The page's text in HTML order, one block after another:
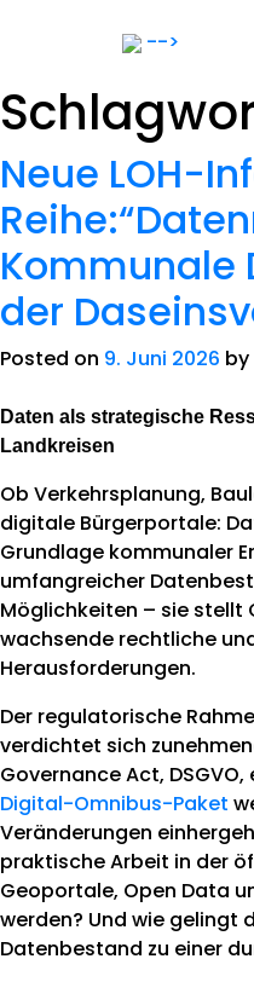
-->
Neue LOH-
Kommunale
der
Posted on 9. Juni 2026 by
Daten als strategische
Landkreisen
Ob Verkehrsplanung,
digitale Bürgerportale:
Grundlage kommunaler
umfangreicher
Möglichkeiten – sie stellt
wachsende rechtliche
Herausforderungen.
Der regulatorische
verdichtet sich
Governance Act,
Digital-Omnibus-Paket
Veränderungen
praktische Arbeit in der
Geoportale, Open Data
werden? Und wie gelingt
Datenbestand zu einer